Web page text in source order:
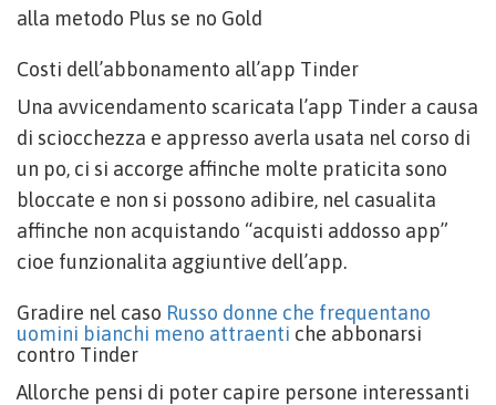
alla metodo Plus se no Gold
Costi dell’abbonamento all’app Tinder
Una avvicendamento scaricata l’app Tinder a causa
di sciocchezza e appresso averla usata nel corso di
un po, ci si accorge affinche molte praticita sono
bloccate e non si possono adibire, nel casualita
affinche non acquistando “acquisti addosso app”
cioe funzionalita aggiuntive dell’app.
Gradire nel caso Russo donne che frequentano
uomini bianchi meno attraenti che abbonarsi
contro Tinder
Allorche pensi di poter capire persone interessanti